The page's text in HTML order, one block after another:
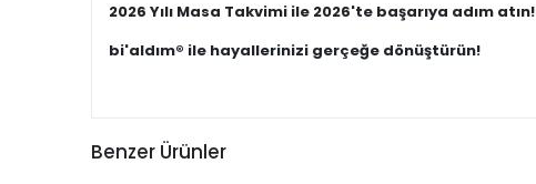
2026 Yılı Masa Takvimi ile 2026'te başarıya adım atın!
bi'aldım® ile hayallerinizi gerçeğe dönüştürün!
Benzer Ürünler